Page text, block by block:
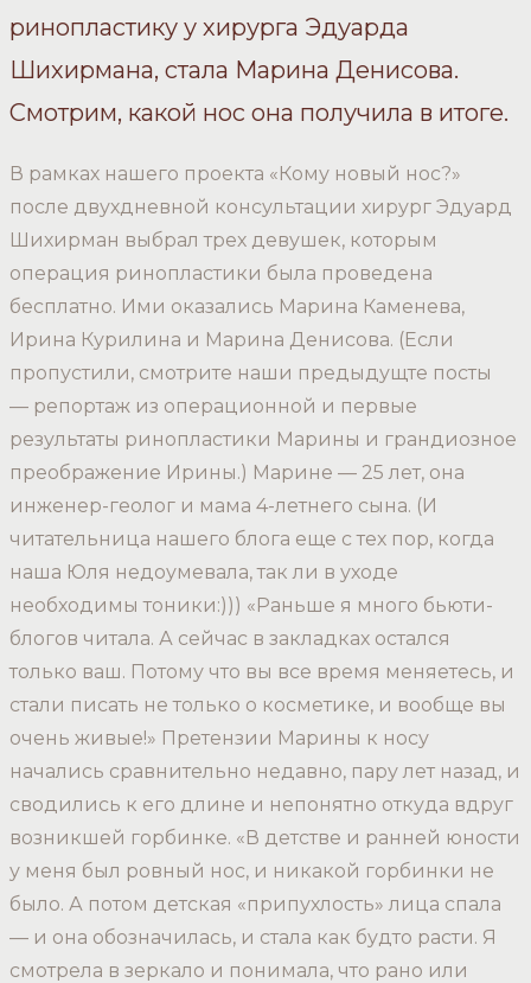
ринопластику у хирурга Эдуарда
Шихирмана, стала Марина Денисова.
Смотрим, какой нос она получила в итоге.
В рамках нашего проекта «Кому новый нос?»
после двухдневной консультации хирург Эдуард
Шихирман выбрал трех девушек, которым
операция ринопластики была проведена
бесплатно. Ими оказались Марина Каменева,
Ирина Курилина и Марина Денисова. (Если
пропустили, смотрите наши предыдущте посты
— репортаж из операционной и первые
результаты ринопластики Марины и грандиозное
преображение Ирины.) Марине — 25 лет, она
инженер-геолог и мама 4-летнего сына. (И
читательница нашего блога еще с тех пор, когда
наша Юля недоумевала, так ли в уходе
необходимы тоники:))) «Раньше я много бьюти-
блогов читала. А сейчас в закладках остался
только ваш. Потому что вы все время меняетесь, и
стали писать не только о косметике, и вообще вы
очень живые!» Претензии Марины к носу
начались сравнительно недавно, пару лет назад, и
сводились к его длине и непонятно откуда вдруг
возникшей горбинке. «В детстве и ранней юности
у меня был ровный нос, и никакой горбинки не
было. А потом детская «припухлость» лица спала
— и она обозначилась, и стала как будто расти. Я
смотрела в зеркало и понимала, что рано или